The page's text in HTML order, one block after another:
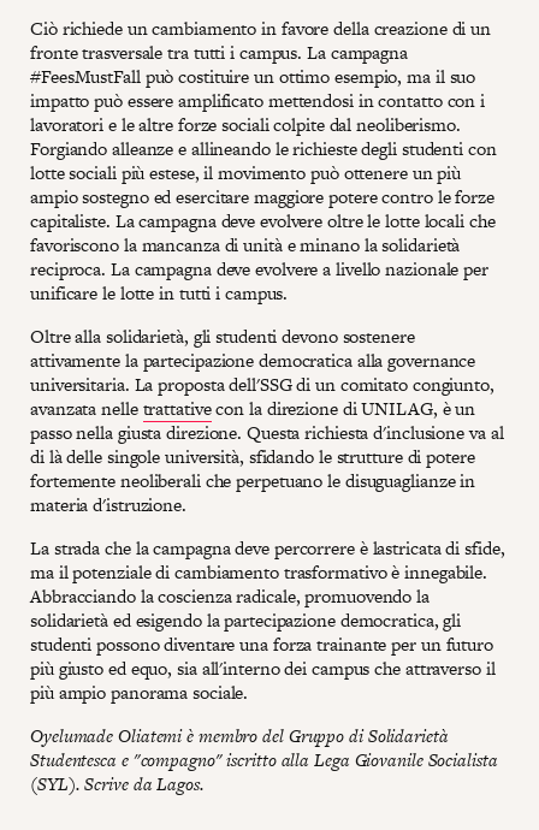
Ciò richiede un cambiamento in favore della creazione di un
fronte trasversale tra tutti i campus. La campagna
#FeesMustFall può costituire un ottimo esempio, ma il suo
impatto può essere amplificato mettendosi in contatto con i
lavoratori e le altre forze sociali colpite dal neoliberismo.
Forgiando alleanze e allineando le richieste degli studenti con
lotte sociali più estese, il movimento può ottenere un più
ampio sostegno ed esercitare maggiore potere contro le forze
capitaliste. La campagna deve evolvere oltre le lotte locali che
favoriscono la mancanza di unità e minano la solidarietà
reciproca. La campagna deve evolvere a livello nazionale per
unificare le lotte in tutti i campus.
Oltre alla solidarietà, gli studenti devono sostenere
attivamente la partecipazione democratica alla governance
universitaria. La proposta dell'SSG di un comitato congiunto,
avanzata nelletrattativecon la direzione di UNILAG, è un
passo nella giusta direzione. Questa richiesta d'inclusione va al
di là delle singole università, sfidando le strutture di potere
fortemente neoliberali che perpetuano le disuguaglianze in
materia d'istruzione.
La strada che la campagna deve percorrere è lastricata di sfide,
ma il potenziale di cambiamento trasformativo è innegabile.
Abbracciando la coscienza radicale, promuovendo la
solidarietà ed esigendo la partecipazione democratica, gli
studenti possono diventare una forza trainante per un futuro
più giusto ed equo, sia all'interno dei campus che attraverso il
più ampio panorama sociale.
Oyelumade Oliatemi è membro del Gruppo di Solidarietà
Studentesca e "compagno" iscritto alla Lega Giovanile Socialista
(SYL). Scrive da Lagos.